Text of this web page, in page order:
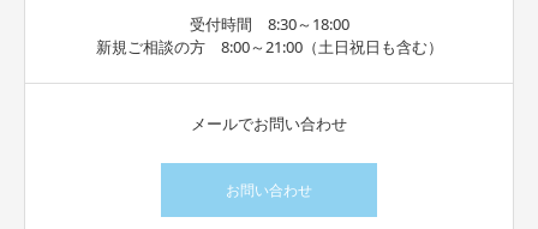
受付時間 8:30～18:00
新規ご相談の方 8:00～21:00（土日祝日も含む）
メールでお問い合わせ
お問い合わせ